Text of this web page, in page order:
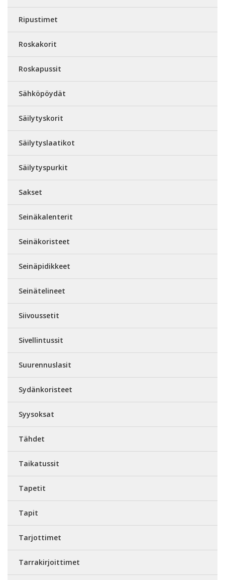
Ripustimet
Roskakorit
Roskapussit
Sähköpöydät
Säilytyskorit
Säilytyslaatikot
Säilytyspurkit
Sakset
Seinäkalenterit
Seinäkoristeet
Seinäpidikkeet
Seinätelineet
Siivoussetit
Sivellintussit
Suurennuslasit
Sydänkoristeet
Syysoksat
Tähdet
Taikatussit
Tapetit
Tapit
Tarjottimet
Tarrakirjoittimet